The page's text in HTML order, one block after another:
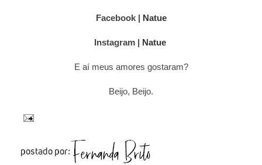
Facebook | Natue
Instagram | Natue
E aí meus amores gostaram?
Beijo, Beijo.